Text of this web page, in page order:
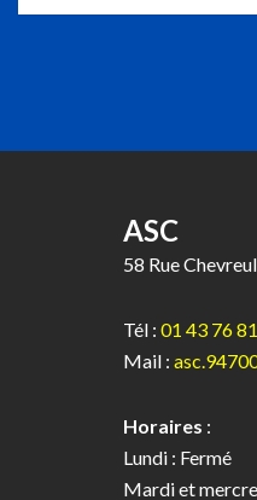
ASC
58 Rue
Tél : 01 43 76
Mail :
Horaires :
Lundi : Fermé
Mardi et